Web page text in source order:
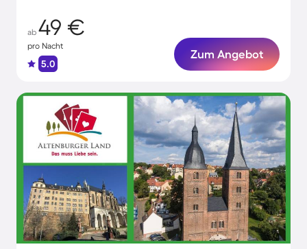
ab 49 €
pro Nacht
5.0
Zum Angebot